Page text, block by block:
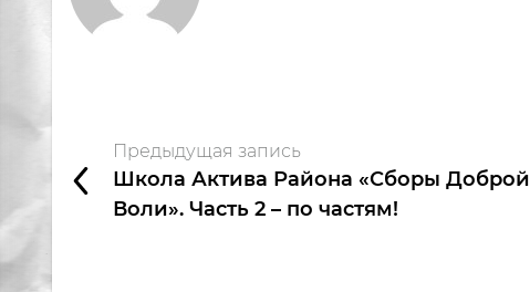
Предыдущая запись
Школа Актива Района «Сборы Доброй
Воли». Часть 2 – по частям!